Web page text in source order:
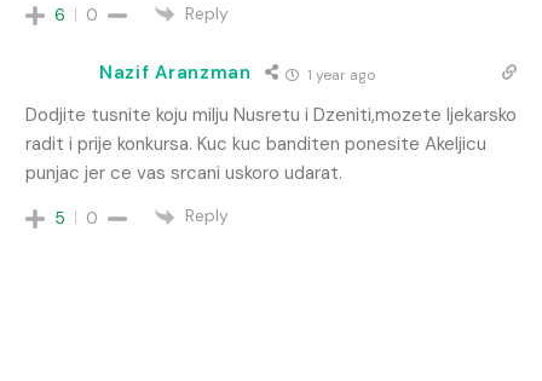
6 0 Reply
Nazif Aranzman 1 year ago
Dodjite tusnite koju milju Nusretu i Dzeniti,mozete ljekarsko
radit i prije konkursa. Kuc kuc banditen ponesite Akeljicu
punjac jer ce vas srcani uskoro udarat.
5 0 Reply